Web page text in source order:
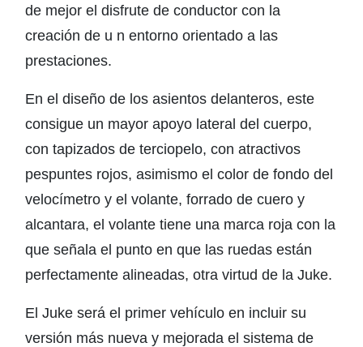
de mejor el disfrute de conductor con la
creación de u n entorno orientado a las
prestaciones.
En el diseño de los asientos delanteros, este
consigue un mayor apoyo lateral del cuerpo,
con tapizados de terciopelo, con atractivos
pespuntes rojos, asimismo el color de fondo del
velocímetro y el volante, forrado de cuero y
alcantara, el volante tiene una marca roja con la
que señala el punto en que las ruedas están
perfectamente alineadas, otra virtud de la Juke.
El Juke será el primer vehículo en incluir su
versión más nueva y mejorada el sistema de